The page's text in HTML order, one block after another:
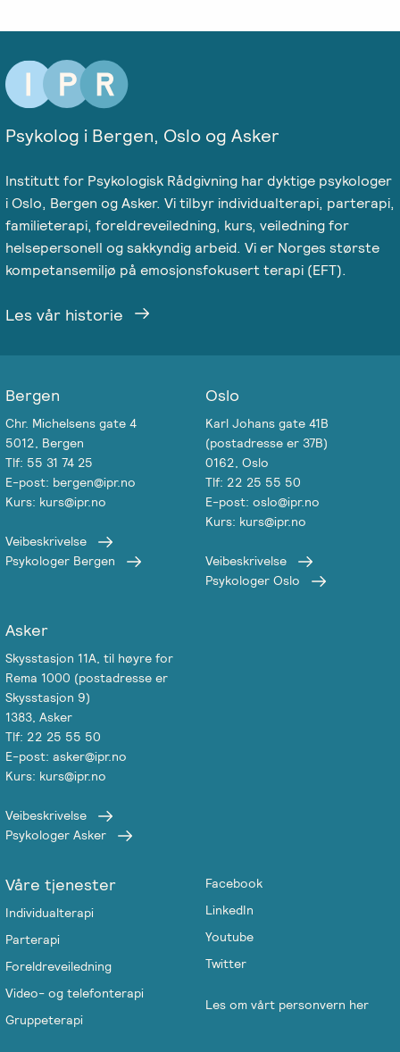
Psykolog i Bergen, Oslo og Asker
Institutt for Psykologisk Rådgivning har dyktige psykologer
i Oslo, Bergen og Asker. Vi tilbyr individualterapi, parterapi,
familieterapi, foreldreveiledning, kurs, veiledning for
helsepersonell og sakkyndig arbeid. Vi er Norges største
kompetansemiljø på emosjonsfokusert terapi (EFT).
Les vår historie
Bergen
Chr. Michelsens gate 4
5012, Bergen
Tlf: 55 31 74 25
E-post: bergen@ipr.no
Kurs: kurs@ipr.no
Veibeskrivelse
Psykologer Bergen
Oslo
Karl Johans gate 41B
(postadresse er 37B)
0162, Oslo
Tlf: 22 25 55 50
E-post: oslo@ipr.no
Kurs: kurs@ipr.no
Veibeskrivelse
Psykologer Oslo
Asker
Skysstasjon 11A, til høyre for
Rema 1000 (postadresse er
Skysstasjon 9)
1383, Asker
Tlf: 22 25 55 50
E-post: asker@ipr.no
Kurs: kurs@ipr.no
Veibeskrivelse
Psykologer Asker
Våre tjenester
Individualterapi
Parterapi
Foreldreveiledning
Video- og telefonterapi
Gruppeterapi
Facebook
LinkedIn
Youtube
Twitter
Les om vårt personvern her